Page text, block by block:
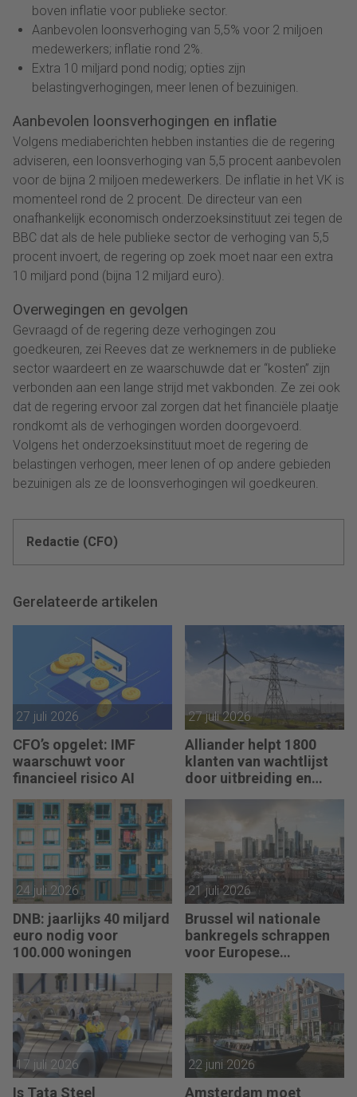
boven inflatie voor publieke sector.
Aanbevolen loonsverhoging van 5,5% voor 2 miljoen
medewerkers; inflatie rond 2%.
Extra 10 miljard pond nodig; opties zijn
belastingverhogingen, meer lenen of bezuinigen.
Aanbevolen loonsverhogingen en inflatie
Volgens mediaberichten hebben instanties die de regering
adviseren, een loonsverhoging van 5,5 procent aanbevolen
voor de bijna 2 miljoen medewerkers. De inflatie in het VK is
momenteel rond de 2 procent. De directeur van een
onafhankelijk economisch onderzoeksinstituut zei tegen de
BBC dat als de hele publieke sector de verhoging van 5,5
procent invoert, de regering op zoek moet naar een extra
10 miljard pond (bijna 12 miljard euro).
Overwegingen en gevolgen
Gevraagd of de regering deze verhogingen zou
goedkeuren, zei Reeves dat ze werknemers in de publieke
sector waardeert en ze waarschuwde dat er “kosten” zijn
verbonden aan een lange strijd met vakbonden. Ze zei ook
dat de regering ervoor zal zorgen dat het financiële plaatje
rondkomt als de verhogingen worden doorgevoerd.
Volgens het onderzoeksinstituut moet de regering de
belastingen verhogen, meer lenen of op andere gebieden
bezuinigen als ze de loonsverhogingen wil goedkeuren.
Redactie (CFO)
Gerelateerde artikelen
27 juli 2026
CFO’s opgelet: IMF
waarschuwt voor
financieel risico AI
27 juli 2026
Alliander helpt 1800
klanten van wachtlijst
door uitbreiding en
24 juli 2026
DNB: jaarlijks 40 miljard
euro nodig voor
100.000 woningen
21 juli 2026
Brussel wil nationale
bankregels schrappen
voor Europese
17 juli 2026
Is Tata Steel
22 juni 2026
Amsterdam moet